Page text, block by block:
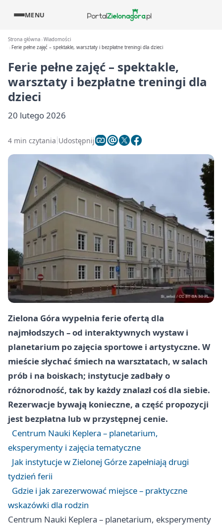
MENU
Strona główna Wiadomości
Ferie pełne zajęć – spektakle, warsztaty i bezpłatne treningi dla dzieci
Ferie pełne zajęć – spektakle,
warsztaty i bezpłatne treningi dla
dzieci
20 lutego 2026
4 min czytania Udostępnij
Zielona Góra wypełnia ferie ofertą dla
najmłodszych – od interaktywnych wystaw i
planetarium po zajęcia sportowe i artystyczne. W
mieście słychać śmiech na warsztatach, w salach
prób i na boiskach; instytucje zadbały o
różnorodność, tak by każdy znalazł coś dla siebie.
Rezerwacje bywają konieczne, a część propozycji
jest bezpłatna lub w przystępnej cenie.
Centrum Nauki Keplera – planetarium,
eksperymenty i zajęcia tematyczne
Jak instytucje w Zielonej Górze zapełniają drugi
tydzień ferii
Gdzie i jak zarezerwować miejsce – praktyczne
wskazówki dla rodzin
Centrum Nauki Keplera – planetarium, eksperymenty